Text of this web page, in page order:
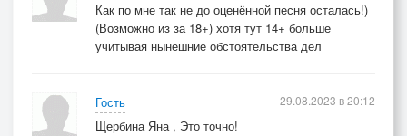
Как по мне так не до оценённой песня осталась!)
(Возможно из за 18+) хотя тут 14+ больше
учитывая нынешние обстоятельства дел
Гость
Щербина Яна , Это точно!
29.08.2023 в 20:12